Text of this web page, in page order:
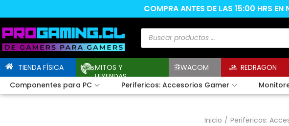
COMPRA ANTES DE LAS 15:00 HRS EN
TIENDA FÍSICA
MITOS Y
LEYENDAS
WACOM REDRAGON
Componentes para PC
Perifericos: Accesorios Gamer
Inicio / Perifericos: